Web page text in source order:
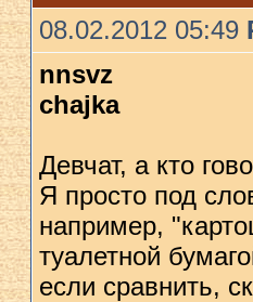
08.02.2012 05:49
nnsvz
chajka
Девчат, а кто
Я просто под
например,
туалетной
если сравнить,